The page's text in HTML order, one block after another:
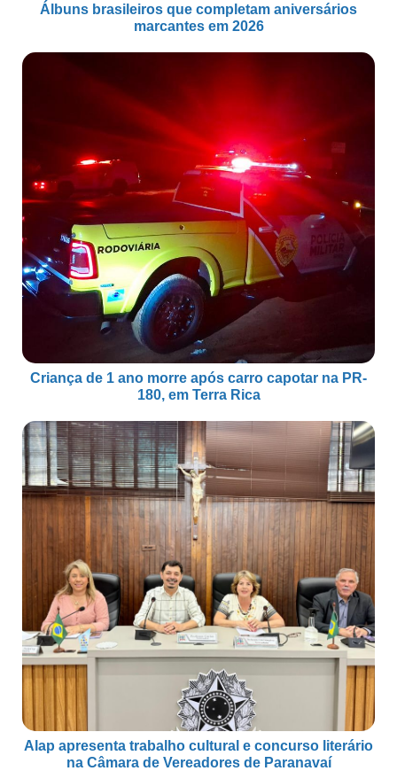
Álbuns brasileiros que completam aniversários
marcantes em 2026
Criança de 1 ano morre após carro capotar na PR-
180, em Terra Rica
Alap apresenta trabalho cultural e concurso literário
na Câmara de Vereadores de Paranavaí